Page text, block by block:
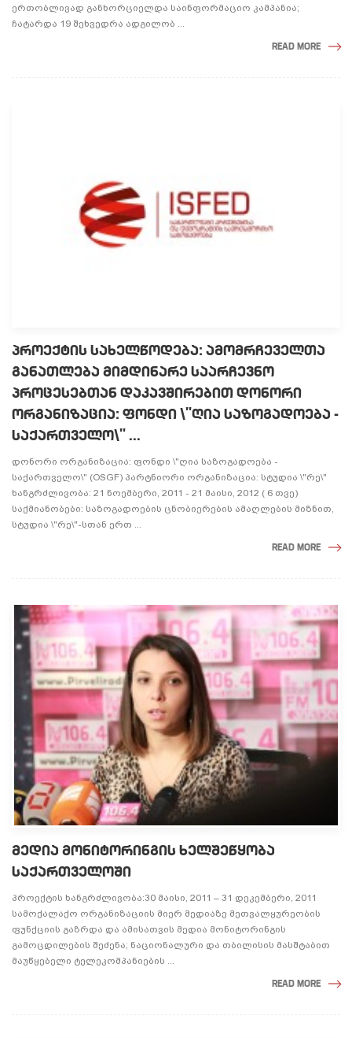
ერთობლივად განხორციელდა საინფორმაციო კამპანია;
ჩატარდა 19 შეხვედრა ადგილობ ...
READ MORE
ᲞᲠᲝᲔᲥᲢᲘᲡ ᲡᲐᲮᲔᲚᲬᲝᲓᲔᲑᲐ: ᲐᲛᲝᲛᲠᲩᲔᲕᲔᲚᲗᲐ
ᲒᲐᲜᲐᲗᲚᲔᲑᲐ ᲛᲘᲛᲓᲘᲜᲐᲠᲔ ᲡᲐᲐᲠᲩᲔᲕᲜᲝ
ᲞᲠᲝᲪᲔᲡᲔᲑᲗᲐᲜ ᲓᲐᲙᲐᲕᲨᲘᲠᲔᲑᲘᲗ ᲓᲝᲜᲝᲠᲘ
ᲝᲠᲒᲐᲜᲘᲖᲐᲪᲘᲐ: ᲤᲝᲜᲓᲘ \"ᲦᲘᲐ ᲡᲐᲖᲝᲒᲐᲓᲝᲔᲑᲐ -
ᲡᲐᲥᲐᲠᲗᲕᲔᲚᲝ\" ...
დონორი ორგანიზაცია: ფონდი \"ღია საზოგადოება -
საქართველო\" (OSGF) პარტნიორი ორგანიზაცია: სტუდია \"რე\"
ხანგრძლივობა: 21 ნოემბერი, 2011 - 21 მაისი, 2012 ( 6 თვე)
საქმიანობები: საზოგადოების ცნობიერების ამაღლების მიზნით,
სტუდია \"რე\"-სთან ერთ ...
READ MORE
ᲛᲔᲓᲘᲐ ᲛᲝᲜᲘᲢᲝᲠᲘᲜᲒᲘᲡ ᲮᲔᲚᲨᲔᲬᲧᲝᲑᲐ
ᲡᲐᲥᲐᲠᲗᲕᲔᲚᲝᲨᲘ
პროექტის ხანგრძლივობა:30 მაისი, 2011 – 31 დეკემბერი, 2011
სამოქალაქო ორგანიზაციის მიერ მედიაზე მეთვალყურეობის
ფუნქციის გაზრდა და ამისათვის მედია მონიტორინგის
გამოცდილების შეძენა; ნაციონალური და თბილისის მასშტაბით
მაუწყებელი ტელეკომპანიების ...
READ MORE